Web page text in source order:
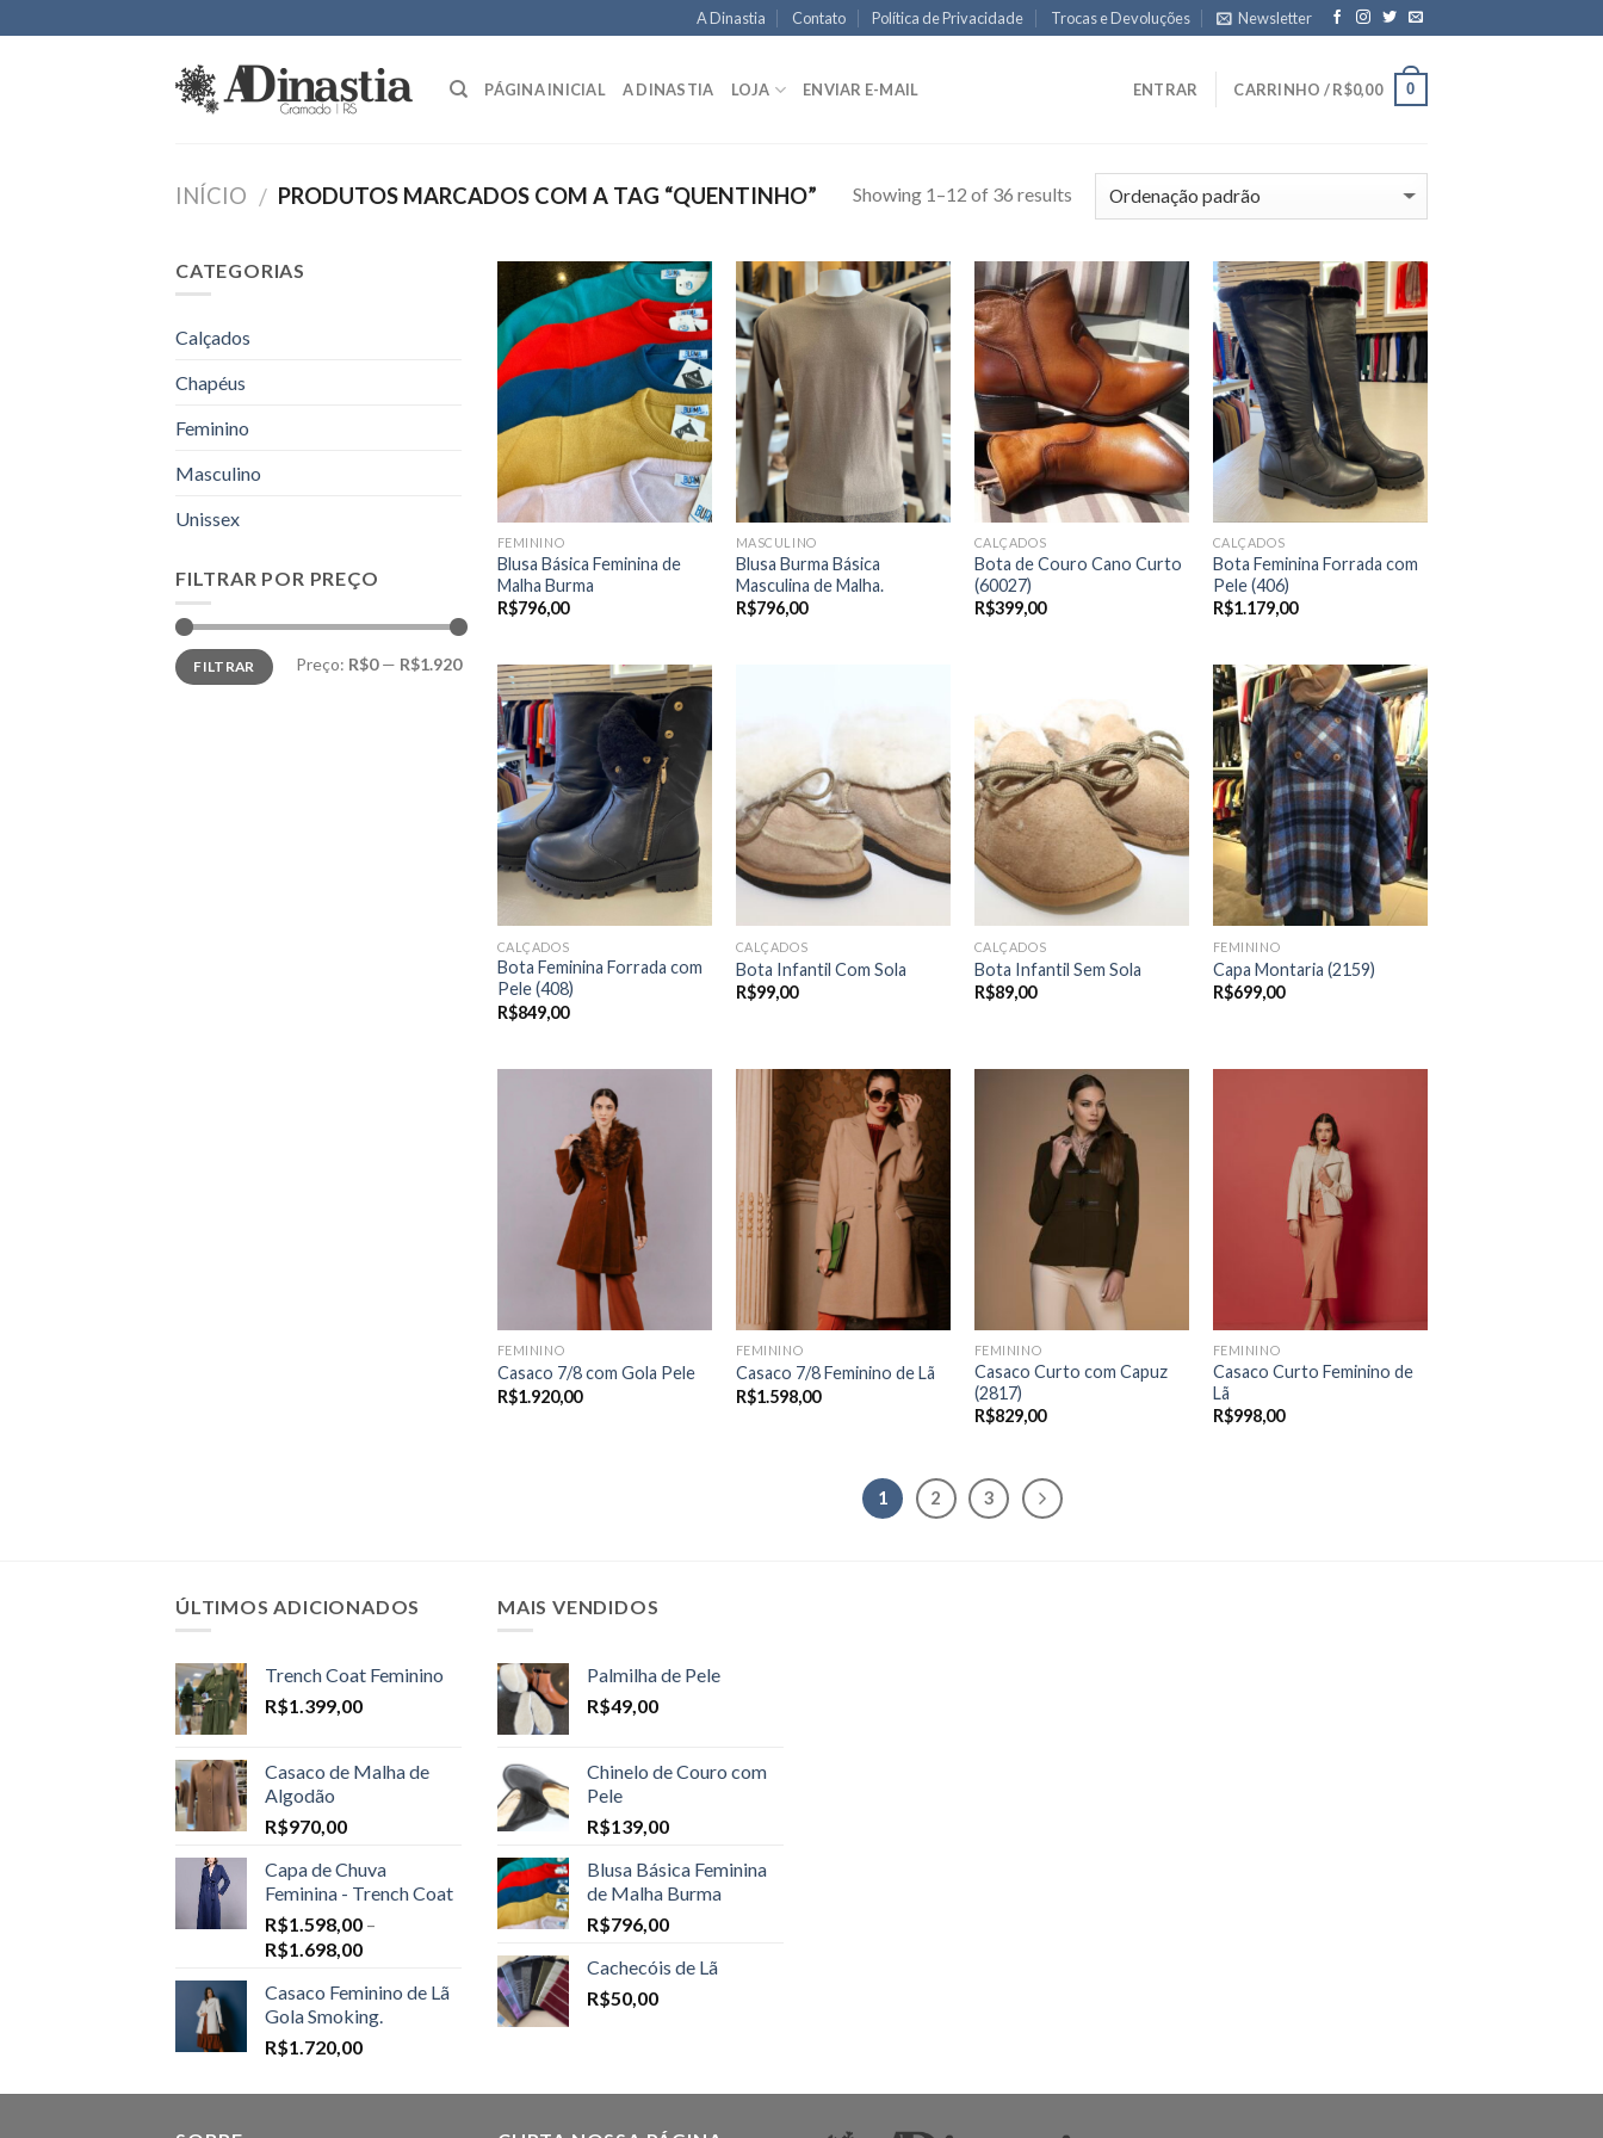
to
A Dinastia Contato Política de Privacidade Trocas e Devoluções Newsletter
PÁGINA INICIAL A DINASTIA LOJA ENVIAR E-MAIL ENTRAR CARRINHO /R$0,00 0
INÍCIO / PRODUTOS MARCADOS COM A TAG “QUENTINHO” Showing 1–12 of 36 results
CATEGORIAS
Calçados
Chapéus
Feminino
Masculino
Unissex
FILTRAR POR PREÇO
Preço
mínimo
Preço
máximo
FILTRAR Preço: R$0— R$1.920
FEMININO
Blusa Básica Feminina de
Malha Burma
R$796,00
MASCULINO
Blusa Burma Básica
Masculina de Malha.
R$796,00
CALÇADOS
Bota de Couro Cano Curto
(60027)
R$399,00
CALÇADOS
Bota Feminina Forrada com
Pele (406)
R$1.179,00
CALÇADOS
Bota Feminina Forrada com
Pele (408)
R$849,00
CALÇADOS
Bota Infantil Com Sola
R$99,00
CALÇADOS
Bota Infantil Sem Sola
R$89,00
FEMININO
Capa Montaria (2159)
R$699,00
FEMININO
Casaco 7/8 com Gola Pele
R$1.920,00
FEMININO
Casaco 7/8 Feminino de Lã
R$1.598,00
FEMININO
Casaco Curto com Capuz
(2817)
R$829,00
FEMININO
Casaco Curto Feminino de
Lã
R$998,00
1 2 3
ÚLTIMOS ADICIONADOS
Trench Coat Feminino
R$1.399,00
Casaco de Malha de
Algodão
R$970,00
Capa de Chuva
Feminina - Trench Coat
R$1.598,00 –
R$1.698,00Price
R$1.598,00
through
R$1.698,00
Casaco Feminino de Lã
Gola Smoking.
R$1.720,00
MAIS VENDIDOS
Palmilha de Pele
R$49,00
Chinelo de Couro com
Pele
R$139,00
Blusa Básica Feminina
de Malha Burma
R$796,00
Cachecóis de Lã
R$50,00